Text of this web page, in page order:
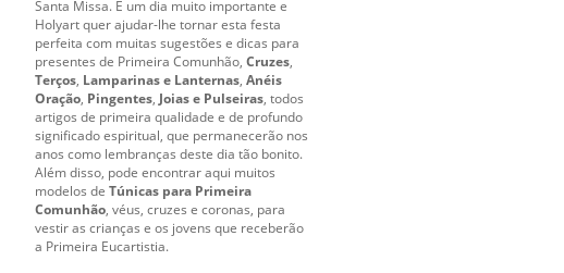
Santa Missa. É um dia muito importante e
Holyart quer ajudar-lhe tornar esta festa
perfeita com muitas sugestões e dicas para
presentes de Primeira Comunhão, Cruzes,
Terços, Lamparinas e Lanternas, Anéis
Oração, Pingentes, Joias e Pulseiras, todos
artigos de primeira qualidade e de profundo
significado espiritual, que permanecerão nos
anos como lembranças deste dia tão bonito.
Além disso, pode encontrar aqui muitos
modelos de Túnicas para Primeira
Comunhão, véus, cruzes e coronas, para
vestir as crianças e os jovens que receberão
a Primeira Eucartistia.